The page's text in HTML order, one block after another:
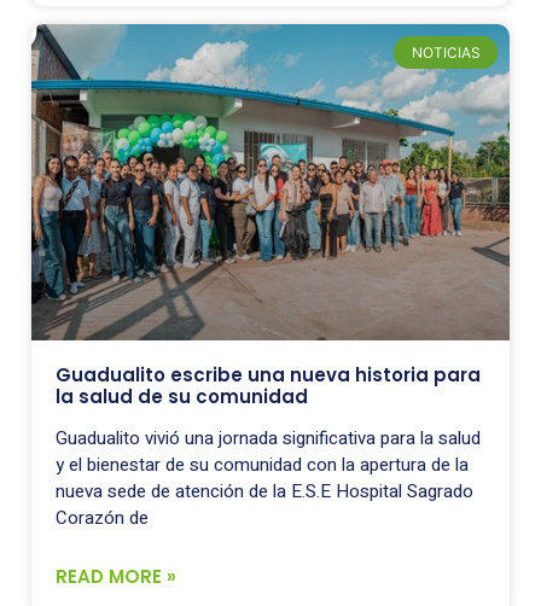
NOTICIAS
Guadualito escribe una nueva historia para
la salud de su comunidad
Guadualito vivió una jornada significativa para la salud
y el bienestar de su comunidad con la apertura de la
nueva sede de atención de la E.S.E Hospital Sagrado
Corazón de
READ MORE »